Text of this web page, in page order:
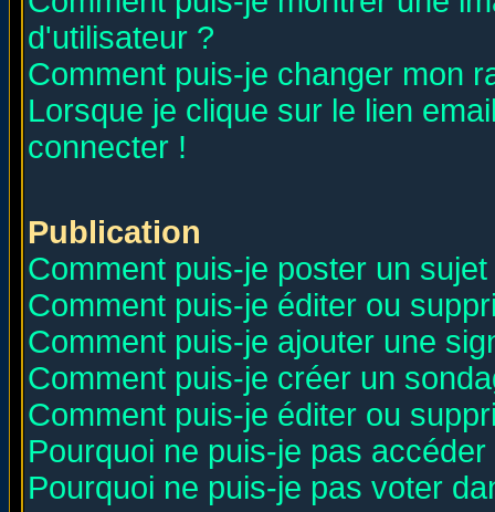
d'utilisateur ?
Comment puis-je changer mon
Lorsque je clique sur le lien
connecter !
Publication
Comment puis-je poster un
Comment puis-je éditer ou
Comment puis-je ajouter une
Comment puis-je créer un
Comment puis-je éditer ou
Pourquoi ne puis-je pas
Pourquoi ne puis-je pas voter